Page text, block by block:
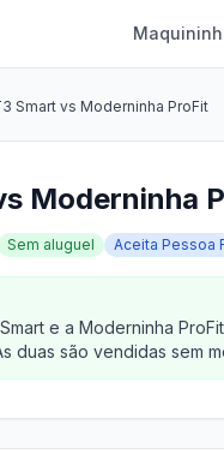
Smart vs Moderninha ProFit
Moderninha
Sem aluguel Aceita Pessoa
e a Moderninha
duas são vendidas sem